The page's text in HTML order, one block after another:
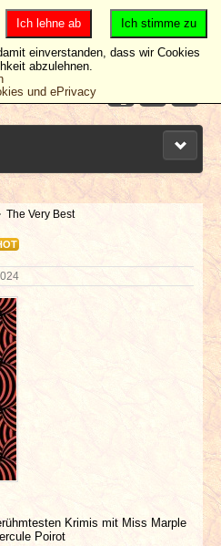
The Very Best
Krimis mit Miss Marple
Poirot
Ich stimme zu
Ich lehne ab
einverstanden, dass wir Cookies
abzulehnen.
und ePrivacy